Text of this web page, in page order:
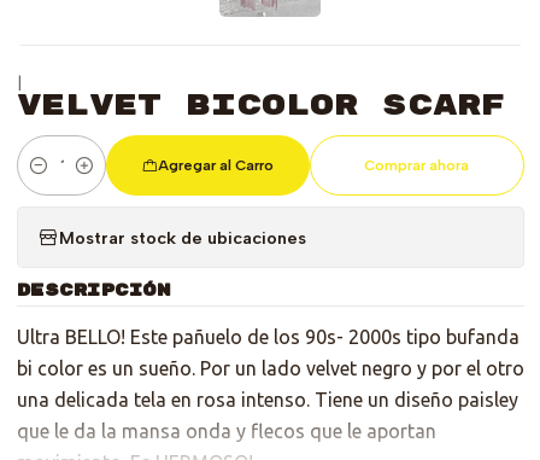
|
Velvet Bicolor Scarf
Cantidad
Agregar al Carro Comprar ahora
Mostrar stock de ubicaciones
DESCRIPCIÓN
Ultra BELLO! Este pañuelo de los 90s- 2000s tipo bufanda
bi color es un sueño. Por un lado velvet negro y por el otro
una delicada tela en rosa intenso. Tiene un diseño paisley
que le da la mansa onda y flecos que le aportan